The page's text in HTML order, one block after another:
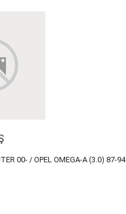
00- / OPEL OMEGA-A (3.0) 87-94